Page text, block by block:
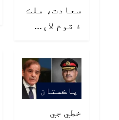
سعادت، ملڪ
۽ قوم لاءِ…
پاڪستان
خطي جي